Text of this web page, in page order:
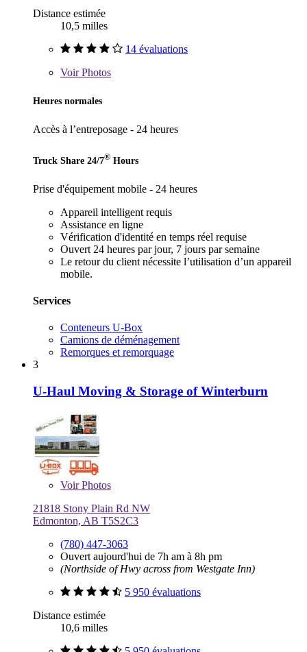
Distance estimée
10,5 milles
14 évaluations
VoirPhotos
Heures normales
Accès à l’entreposage - 24 heures
Truck Share 24/7® Hours
Prise d'équipement mobile - 24 heures
Appareil intelligent requis
Assistance en ligne
Vérification d'identité en temps réel requise
Ouvert 24 heures par jour, 7 jours par semaine
Le retour du client nécessite l’utilisation d’un appareil
mobile.
Services
Conteneurs U-Box
Camions de déménagement
Remorques et remorquage
3
U-Haul Moving & Storage of Winterburn
VoirPhotos
21818 Stony Plain Rd NW
Edmonton, AB T5S2C3
(780) 447-3063
Ouvert aujourd'hui de 7h am à 8h pm
(Northside of Hwy across from Westgate Inn)
5 950 évaluations
Distance estimée
10,6 milles